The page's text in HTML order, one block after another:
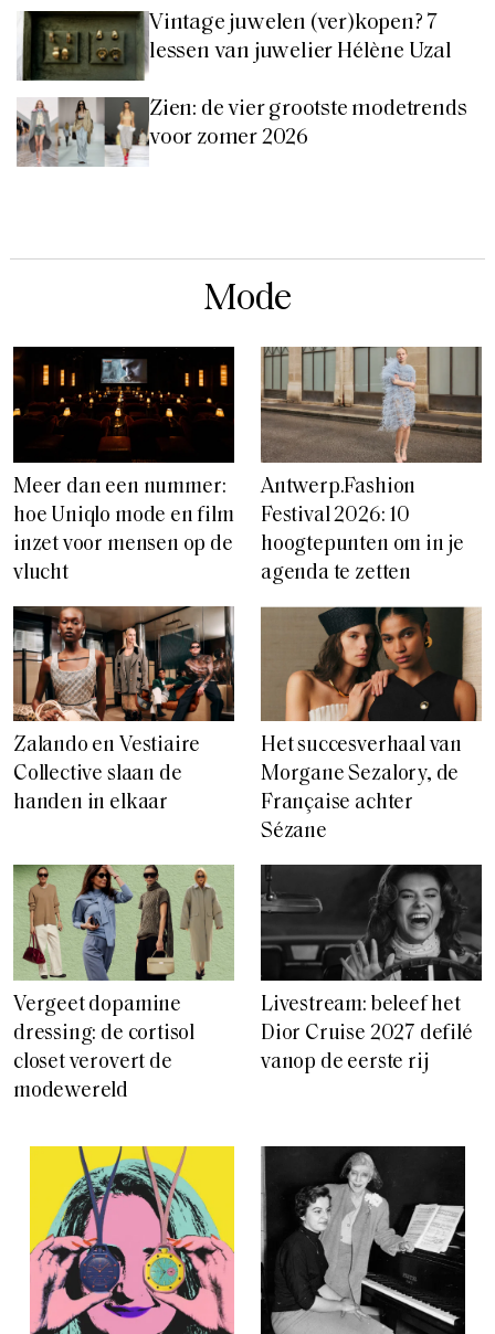
Vintage juwelen (ver)kopen? 7
lessen van juwelier Hélène Uzal
Zien: de vier grootste modetrends
voor zomer 2026
Mode
Meer dan een nummer:
hoe Uniqlo mode en film
inzet voor mensen op de
vlucht
Antwerp.Fashion
Festival 2026: 10
hoogtepunten om in je
agenda te zetten
Zalando en Vestiaire
Collective slaan de
handen in elkaar
Het succesverhaal van
Morgane Sezalory, de
Française achter
Sézane
Vergeet dopamine
dressing: de cortisol
closet verovert de
modewereld
Livestream: beleef het
Dior Cruise 2027 defilé
vanop de eerste rij